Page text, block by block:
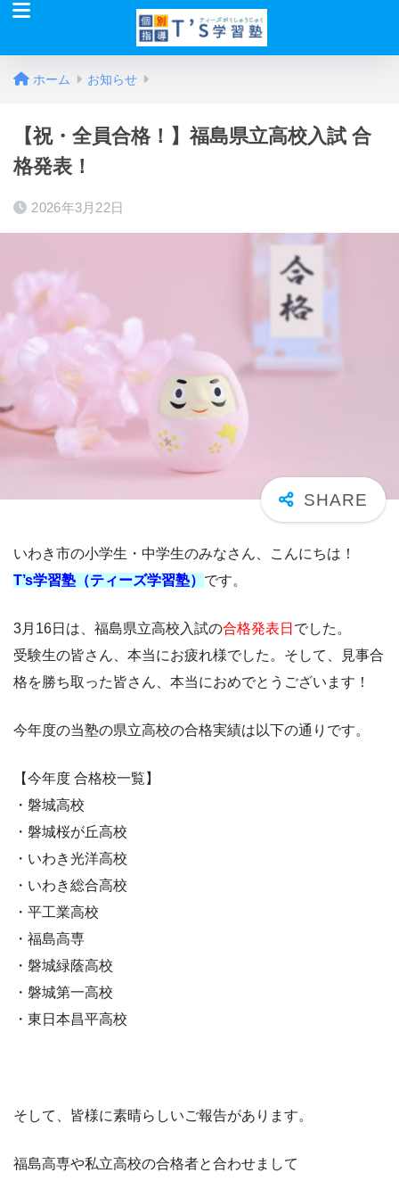
ホーム お知らせ
【祝・全員合格！】福島県立高校入試 合
格発表！
2026年3月22日
いわき市の小学生・中学生のみなさん、こんにちは！
T’s学習塾（ティーズ学習塾） です。
3月16日は、福島県立高校入試の合格発表日 でした。
受験生の皆さん、本当にお疲れ様でした。そして、見事合
格を勝ち取った皆さん、本当におめでとうございます！
今年度の当塾の県立高校の合格実績は以下の通りです。
【今年度 合格校一覧】
・磐城高校
・磐城桜が丘高校
・いわき光洋高校
・いわき総合高校
・平工業高校
・福島高専
・磐城緑蔭高校
・磐城第一高校
・東日本昌平高校
そして、皆様に素晴らしいご報告があります。
福島高専や私立高校の合格者と合わせまして